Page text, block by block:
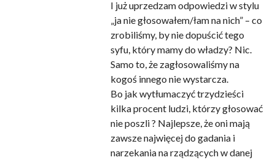
I już uprzedzam odpowiedzi w stylu
„ja nie głosowałem/łam na nich” – co
zrobiliśmy, by nie dopuścić tego
syfu, który mamy do władzy? Nic.
Samo to, że zagłosowaliśmy na
kogoś innego nie wystarcza.
Bo jak wytłumaczyć trzydzieści
kilka procent ludzi, którzy głosować
nie poszli ? Najlepsze, że oni mają
zawsze najwięcej do gadania i
narzekania na rządzących w danej